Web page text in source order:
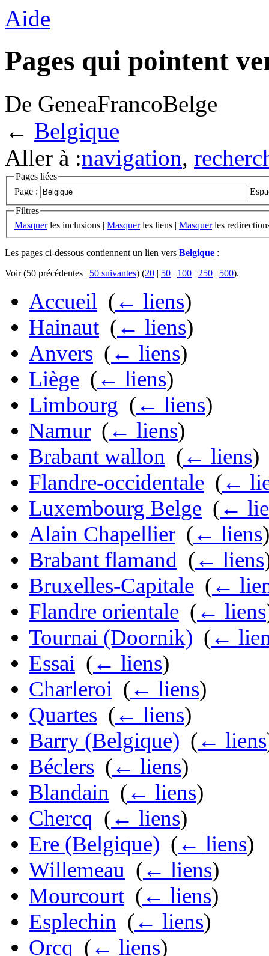
Aide
Pages qui pointent
De GeneaFrancoBelge
← Belgique
Aller à :navigation,
Pages liées
Page :
Filtres
Masquerles inclusions | Masquerles liens | Masquerles
Les pages ci-dessous contiennent un lien vers Belgique :
Voir (50 précédentes | 50 suivantes) (20 | 50 | 100 | 250 | 500).
Accueil (← liens)
Hainaut (← liens)
Anvers (← liens)
Liège (← liens)
Limbourg (← liens)
Namur (← liens)
Brabant wallon (← liens)
Flandre-occidentale (←
Luxembourg Belge (←
Alain Chapellier (← liens)
Brabant flamand (← liens
Bruxelles-Capitale (←
Flandre orientale (← liens
Tournai (Doornik) (←
Essai (← liens)
Charleroi (← liens)
Quartes (← liens)
Barry (Belgique) (← liens
Béclers (← liens)
Blandain (← liens)
Chercq (← liens)
Ere (Belgique) (← liens)
Willemeau (← liens)
Mourcourt (← liens)
Esplechin (← liens)
Orcq (← liens)